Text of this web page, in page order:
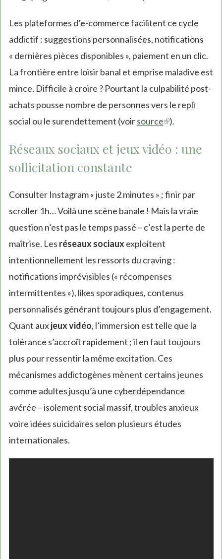
Les plateformes d’e-commerce facilitent ce cycle
addictif : suggestions personnalisées, notifications
« dernières pièces disponibles », paiement en un clic.
La frontière entre loisir banal et emprise maladive est
mince. Difficile à croire ? Pourtant la culpabilité post-
achats pousse nombre de personnes vers le repli
social ou le surendettement (voirsource(link
external)
).
Réseaux sociaux et jeux vidéo : une
sollicitation constante
Consulter Instagram « juste 2 minutes » ; finir par
scroller 1h… Voilà une scène banale ! Mais la vraie
question n’est pas le temps passé – c’est la perte de
maîtrise. Les réseaux sociaux exploitent
intentionnellement les ressorts du craving :
notifications imprévisibles (« récompenses
intermittentes »), likes sporadiques, contenus
personnalisés générant toujours plus d’engagement.
Quant auxjeux vidéo, l’immersion est telle que la
tolérance s’accroît rapidement ; il en faut toujours
plus pour ressentir la même excitation. Ces
mécanismes addictogènes mènent certains jeunes
comme adultes jusqu’à une cyberdépendance
avérée – isolement social massif, troubles anxieux
voire idées suicidaires selon plusieurs études
internationales.